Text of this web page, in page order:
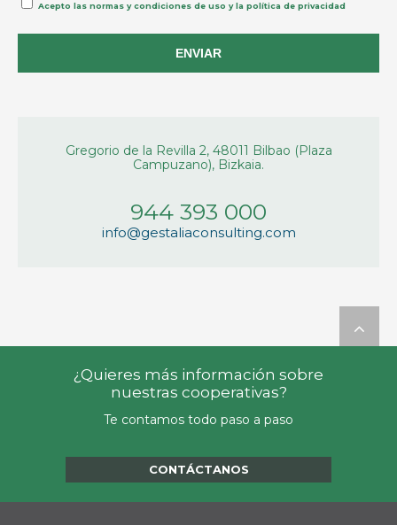
Acepto las normas y condiciones de uso y la política de privacidad
Gregorio de la Revilla 2, 48011 Bilbao (Plaza
Campuzano), Bizkaia.
944 393 000
info@gestaliaconsulting.com

¿Quieres más información sobre
nuestras cooperativas?
Te contamos todo paso a paso
CONTÁCTANOS